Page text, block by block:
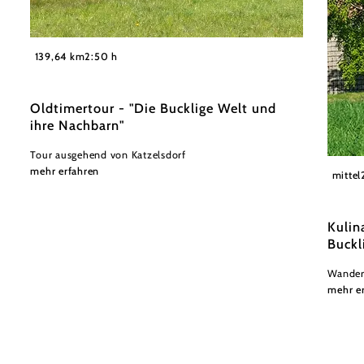
Wiener Alpen in Niederösterreich
139,64 km2:50 h
Oldtimertour - "Die Bucklige Welt und
ihre Nachbarn"
Tour ausgehend von Katzelsdorf
mehr erfahren
mittel
mehr